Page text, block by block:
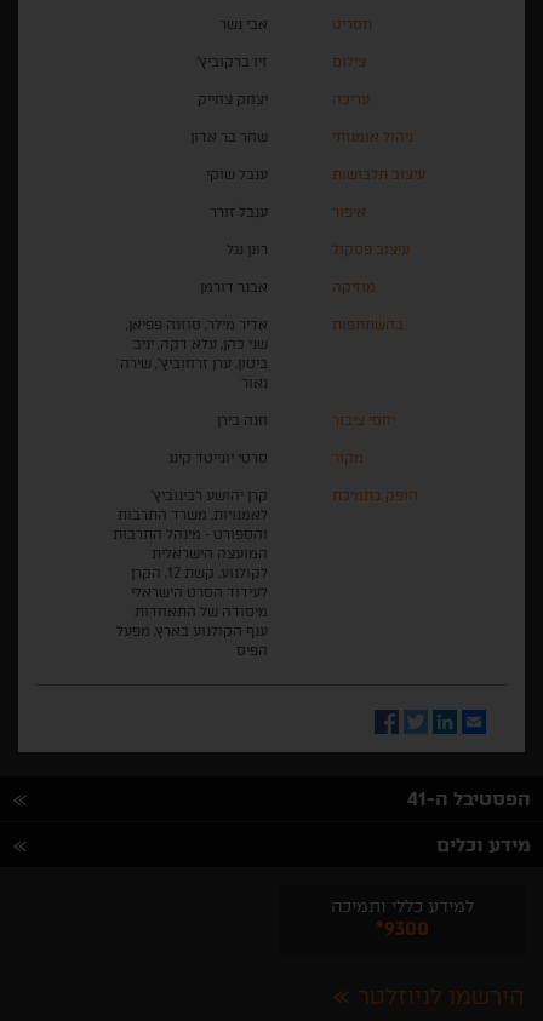
תסריט אבי נשר
צילום זיו ברקוביץ'
עריכה יצחק צחייק
ניהול אומנותי שחר בר אדון
עיצוב תלבושות ענבל שוקי
איפור ענבל זורר
עיצוב פסקול רונן נגל
מוזיקה אבנר דורמן
בהשתתפות
אדיר מילר, סוזנה פפיאן,
שני כהן, עלא דקה, יניב
ביטון, ערן זרחוביץ', שירה
נאור
יחסי ציבור חנה בירן
מקור סרטי יונייטד קינג
הופק בתמיכת
קרן יהושע רבינוביץ'
לאמנויות, משרד התרבות
והספורט - מינהל התרבות
המועצה הישראלית
לקולנוע, קשת 12, הקרן
לעידוד הסרט הישראלי
מיסודה של התאחדות
ענף הקולנוע בארץ, מפעל
הפיס
Email
LinkedIn
Twitter
Facebook
הפסטיבל ה-41
מידע וכלים
למידע כללי ותמיכה
*9300
הירשמו לניוזלטר